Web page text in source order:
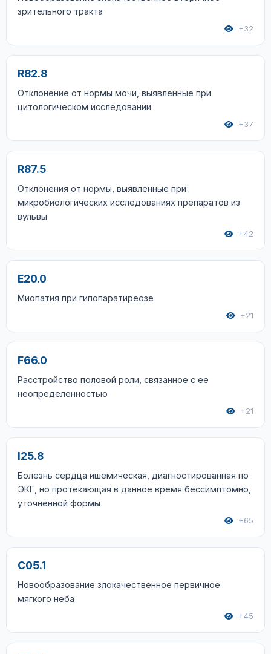
зрительного тракта
+32
R82.8
Отклонение от нормы мочи, выявленные при
цитологическом исследовании
+37
R87.5
Отклонения от нормы, выявленные при
микробиологических исследованиях препаратов из
вульвы
+42
E20.0
Миопатия при гипопаратиреозе
+21
F66.0
Расстройство половой роли, связанное с ее
неопределенностью
+21
I25.8
Болезнь сердца ишемическая, диагностированная по
ЭКГ, но протекающая в данное время бессимптомно,
уточненной формы
+65
C05.1
Новообразование злокачественное первичное
мягкого неба
+45